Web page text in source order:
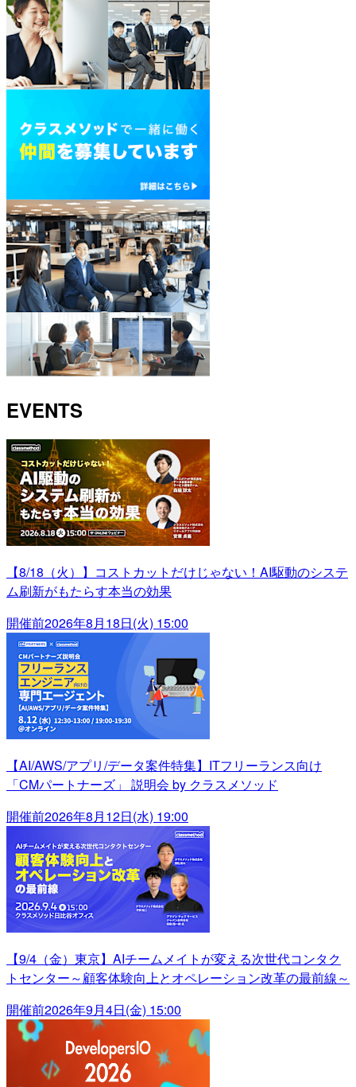
EVENTS
【8/18（火）】コストカットだけじゃない！AI駆動のシステ
ム刷新がもたらす本当の効果
開催前2026年8月18日(火) 15:00
【AI/AWS/アプリ/データ案件特集】ITフリーランス向け
「CMパートナーズ」 説明会 by クラスメソッド
開催前2026年8月12日(水) 19:00
【9/4（金）東京】AIチームメイトが変える次世代コンタク
トセンター～顧客体験向上とオペレーション改革の最前線～
開催前2026年9月4日(金) 15:00